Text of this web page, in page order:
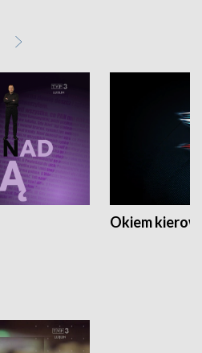
Okiem